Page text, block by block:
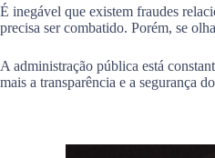
É inegável que existem fraudes
precisa ser combatido. Porém, se
A administração pública está
mais a transparência e a segurança